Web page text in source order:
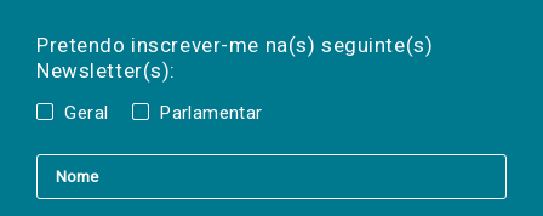
Pretendo inscrever-me na(s) seguinte(s)
Newsletter(s):
Geral Parlamentar
a(s) newsletter(s).
mail